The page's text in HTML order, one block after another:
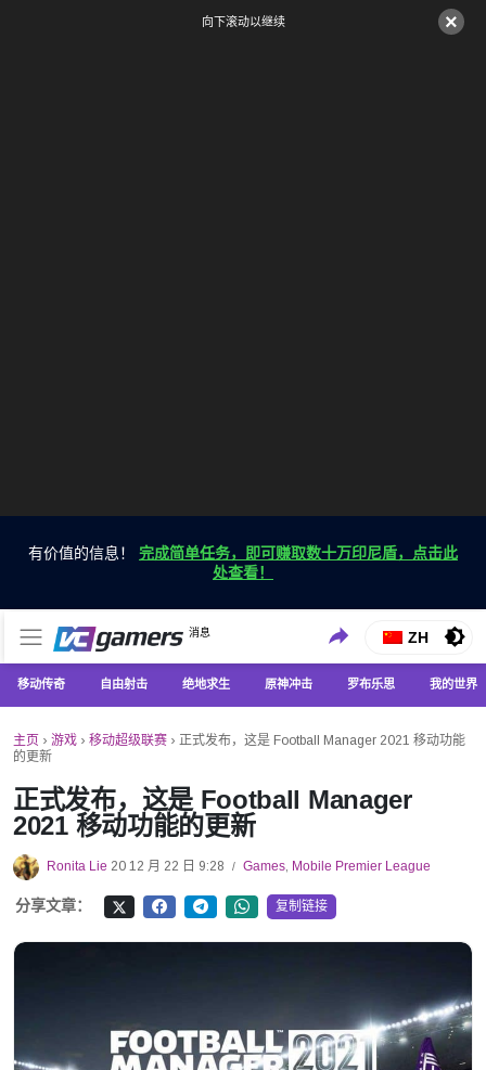
×
向下滚动以继续
有价值的信息！ 完成简单任务，即可赚取数十万印尼盾，点击此
处查看！
VC游戏新闻
消息
仅在 VCGamers 获取最新的游戏新闻
ZH
移动传奇 自由射击 绝地求生 原神冲击 罗布乐思 我的世界
主页 › 游戏 › 移动超级联赛 › 正式发布，这是 Football Manager 2021 移动功能
的更新
正式发布，这是 Football Manager
2021 移动功能的更新
Ronita Lie 20 12 月 22 日 9:28 / Games, Mobile Premier League
分享文章： 复制链接